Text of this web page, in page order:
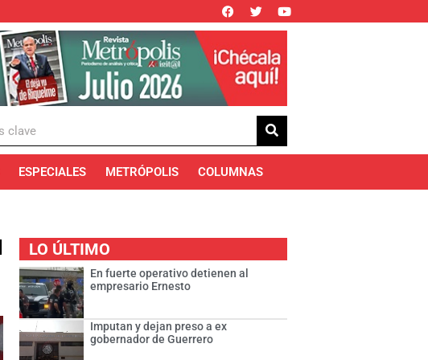
ESPECIALES METRÓPOLIS COLUMNAS
LO ÚLTIMO
En fuerte operativo detienen al
empresario Ernesto
Imputan y dejan preso a ex
gobernador de Guerrero